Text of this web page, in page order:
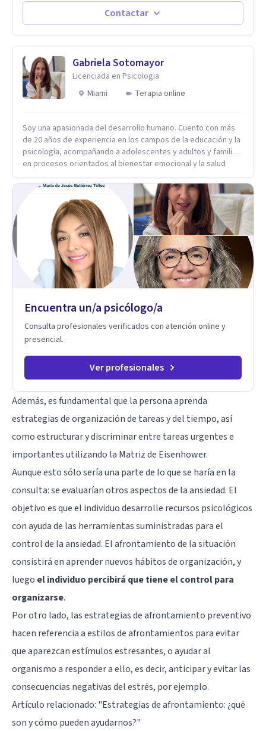
Contactar
Gabriela Sotomayor
Licenciada en Psicologia
Miami
Terapia online
Soy una apasionada del desarrollo humano. Cuento con más
de 20 años de experiencia en los campos de la educación y la
psicología, acompañando a adolescentes y adultos y familias
en procesos orientados al bienestar emocional y la salud
las personas accedan a una vida más digna, plena y con
sentido. Considero que esto es posible cuando
desarrollamos una mayor conciencia de nuestro mundo
interior y de la manera en que nuestras experiencias influyen
en nuestra forma de sentir, pensar y relacionarnos. Mi misión
es ofrecer un espacio de acompañamiento en salud mental
basado en la comprensión, la compasión y el respeto por el
ritmo de cada persona. Integro conocimientos y herramientas
de la psicología con un enfoque informado en trauma para
fortalecer sus recursos personales, desarrollar nuevas
resiliencia y bienestar. Creo profundamente en la
autoconciencia como un camino fundamental para la
transformación personal y para construir una vida más
auténtica y significativa.
Encuentra un/a psicólogo/a
Consulta profesionales verificados con atención online y
presencial.
Ver profesionales
Además, es fundamental que la persona aprenda
estrategias de organización de tareas y del tiempo, así
como estructurar y discriminar entre tareas urgentes e
importantes utilizando la Matriz de Eisenhower.
Aunque esto sólo sería una parte de lo que se haría en la
consulta: se evaluarían otros aspectos de la ansiedad. El
objetivo es que el individuo desarrolle recursos psicológicos
con ayuda de las herramientas suministradas para el
control de la ansiedad. El afrontamiento de la situación
consistirá en aprender nuevos hábitos de organización, y
luego el individuo percibirá que tiene el control para
organizarse.
Por otro lado, las estrategias de afrontamiento preventivo
hacen referencia a estilos de afrontamientos para evitar
que aparezcan estímulos estresantes, o ayudar al
organismo a responder a ello, es decir, anticipar y evitar las
consecuencias negativas del estrés, por ejemplo.
Artículo relacionado: "Estrategias de afrontamiento: ¿qué
son y cómo pueden ayudarnos?"